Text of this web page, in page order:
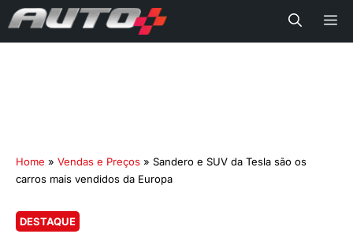
Home » Vendas e Preços » Sandero e SUV da Tesla são os
carros mais vendidos da Europa
DESTAQUE